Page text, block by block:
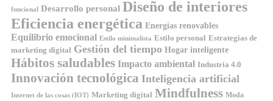
funcional Desarrollo personal Diseño de interiores
Eficiencia energética Energías renovables
Equilibrio emocional Estilo minimalista Estilo personal Estrategias de
marketing digital Gestión del tiempo Hogar inteligente
Hábitos saludables Impacto ambiental Industria 4.0
Innovación tecnológica Inteligencia artificial
Internet de las cosas (IOT) Marketing digital Mindfulness Moda